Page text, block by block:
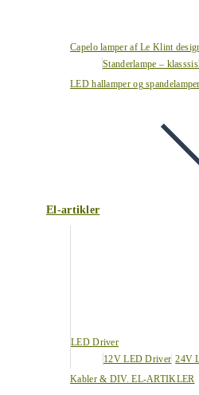
Capelo lamper af Le Klint
Standerlampe –
LED hallamper og spandelamper
El-artikler
LED Driver
12V LED Driver 24V
Kabler & DIV. EL-ARTIKLER